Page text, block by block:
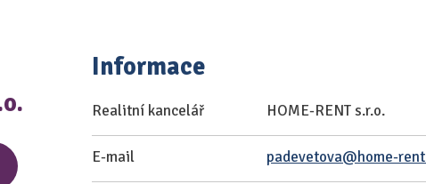
Informace
Realitní kancelář HOME-RENT s.r.o.
E-mail padevetova@home-